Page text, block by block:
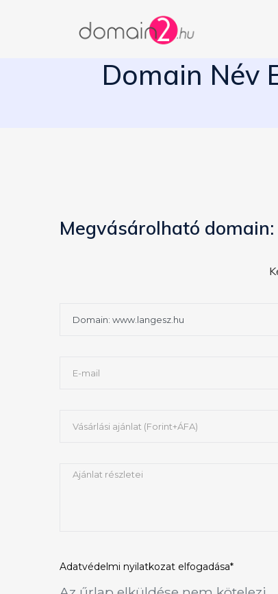
Domain Név
Megvásárolható
Adatvédelmi nyilatkozat elfogadása*